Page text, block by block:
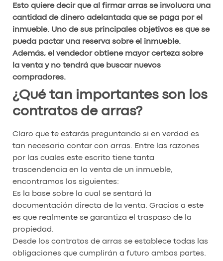
Esto quiere decir que al firmar arras se involucra una
cantidad de dinero adelantada que se paga por el
inmueble. Uno de sus principales objetivos es que se
pueda pactar una reserva sobre el inmueble.
Además, el vendedor obtiene mayor certeza sobre
la venta y no tendrá que buscar nuevos
compradores.
¿Qué tan importantes son los
contratos de arras?
Claro que te estarás preguntando si en verdad es
tan necesario contar con arras. Entre las razones
por las cuales este escrito tiene tanta
trascendencia en la venta de un inmueble,
encontramos los siguientes:
Es la base sobre la cual se sentará la
documentación directa de la venta. Gracias a este
es que realmente se garantiza el traspaso de la
propiedad.
Desde los contratos de arras se establece todas las
obligaciones que cumplirán a futuro ambas partes.